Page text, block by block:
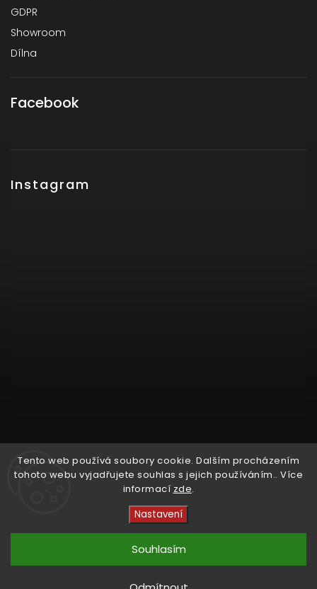
Tento web používá soubory cookie. Dalším procházením
tohoto webu vyjadřujete souhlas s jejich používáním.. Více
informací zde.
Nastavení
Souhlasím
GDPR
Showroom
Dílna
Facebook
Instagram
Crystal Cruisers
vyhrazena.